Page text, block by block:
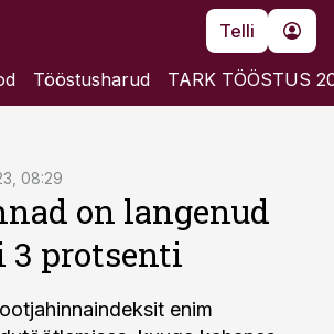
Telli
Tööstusharud TARK TÖÖSTUS
08:29
on langenud
3 protsenti
enim